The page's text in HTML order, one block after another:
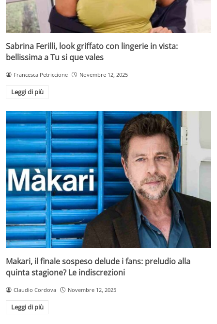
Sabrina Ferilli, look griffato con lingerie in vista:
bellissima a Tu si que vales
Francesca Petriccione Novembre 12, 2025
Leggi di più
Makari, il finale sospeso delude i fans: preludio alla
quinta stagione? Le indiscrezioni
Claudio Cordova Novembre 12, 2025
Leggi di più